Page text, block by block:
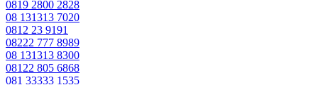
0819 2800 2828
08 131313 7020
0812 23 9191
08222 777 8989
08 131313 8300
08122 805 6868
081 33333 1535